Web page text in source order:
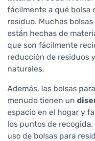
fácilmente a qué bolsa
residuo. Muchas
están hechas de
que son fácilmente
reducción de residuos
naturales.
Además, las bolsas
menudo tienen un
espacio en el hogar y
los puntos de
uso de bolsas para